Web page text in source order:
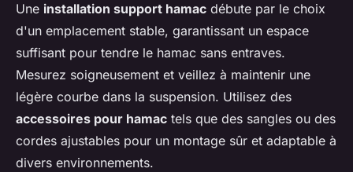
Une installation support hamac débute par le choix
d'un emplacement stable, garantissant un espace
suffisant pour tendre le hamac sans entraves.
Mesurez soigneusement et veillez à maintenir une
légère courbe dans la suspension. Utilisez des
accessoires pour hamac tels que des sangles ou des
cordes ajustables pour un montage sûr et adaptable à
divers environnements.